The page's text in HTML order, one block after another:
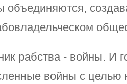
объединяются,
рабства - войны. И
войны с целью